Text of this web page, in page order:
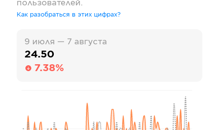
пользователей.
Как разобраться в этих цифрах?
9 июля — 7 августа
24.50
7.38%